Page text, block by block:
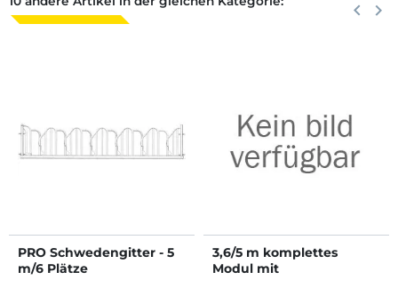
Zurück
keyboard_arrow_left keyboard_arrow_right
PRO Schwedengitter - 5
m/6 Plätze
3,6/5 m komplettes
Modul mit